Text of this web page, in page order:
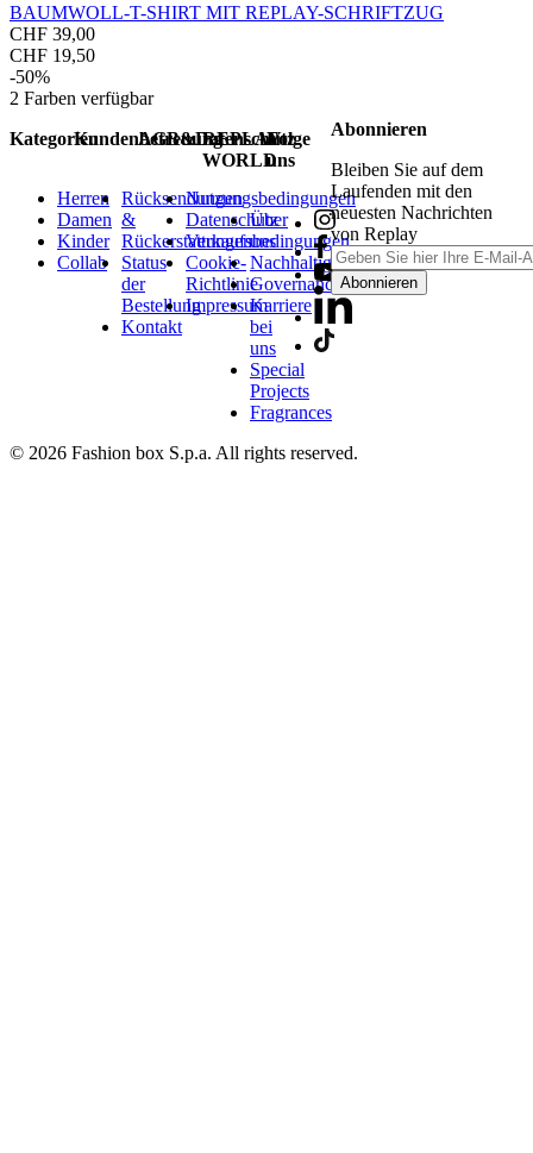
BAUMWOLL-T-SHIRT MIT REPLAY-SCHRIFTZUG
CHF 39,00
CHF 19,50
-50%
2 Farben verfügbar
Kategorien
Herren
Damen
Kinder
Collab
Kundenbetreuung
Rücksendungen
&
Rückerstattungen
Status
der
Bestellung
Kontakt
AGB&Datenschutz
Nutzungsbedingungen
Datenschutz
Verkaufsbedingungen
Cookie-
Richtlinie
Impressum
REPLAY
WORLD
Über
uns
Nachhaltigkeit
Governance
Karriere
bei
uns
Special
Projects
Fragrances
Folge
uns
Abonnieren
Bleiben Sie auf dem
Laufenden mit den
neuesten Nachrichten
von Replay
Abonnieren
© 2026 Fashion box S.p.a. All rights reserved.